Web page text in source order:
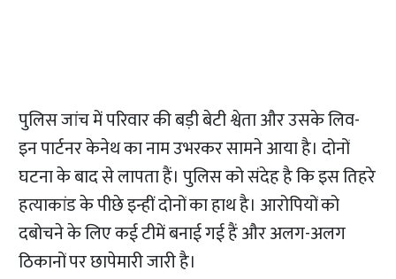
पुलिस जांच में परिवार की बड़ी बेटी श्वेता और उसके लिव-
इन पार्टनर केनेथ का नाम उभरकर सामने आया है। दोनों
घटना के बाद से लापता हैं। पुलिस को संदेह है कि इस तिहरे
हत्याकांड के पीछे इन्हीं दोनों का हाथ है। आरोपियों को
दबोचने के लिए कई टीमें बनाई गई हैं और अलग-अलग
ठिकानों पर छापेमारी जारी है।